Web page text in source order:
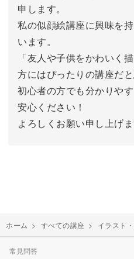
申します。
私の似顔絵講座に興味を
います。
「友人や子供をかわいく
方にはぴったりの講座だと
初心者の方でも分かりや
安心ください！
よろしくお願い申し上げま
ホーム > すべての講座 > イラスト
常見問答